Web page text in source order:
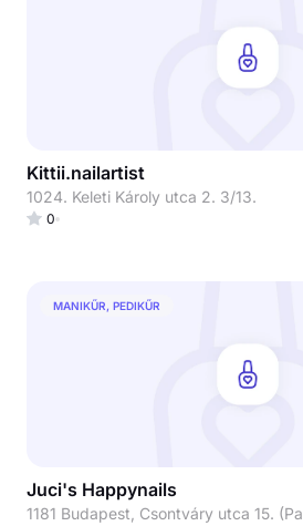
Kittii.nailartist
1024. Keleti Károly utca 2. 3/13.
0
MANIKŰR, PEDIKŰR
Juci's Happynails
1181 Budapest, Csontváry utca 15.